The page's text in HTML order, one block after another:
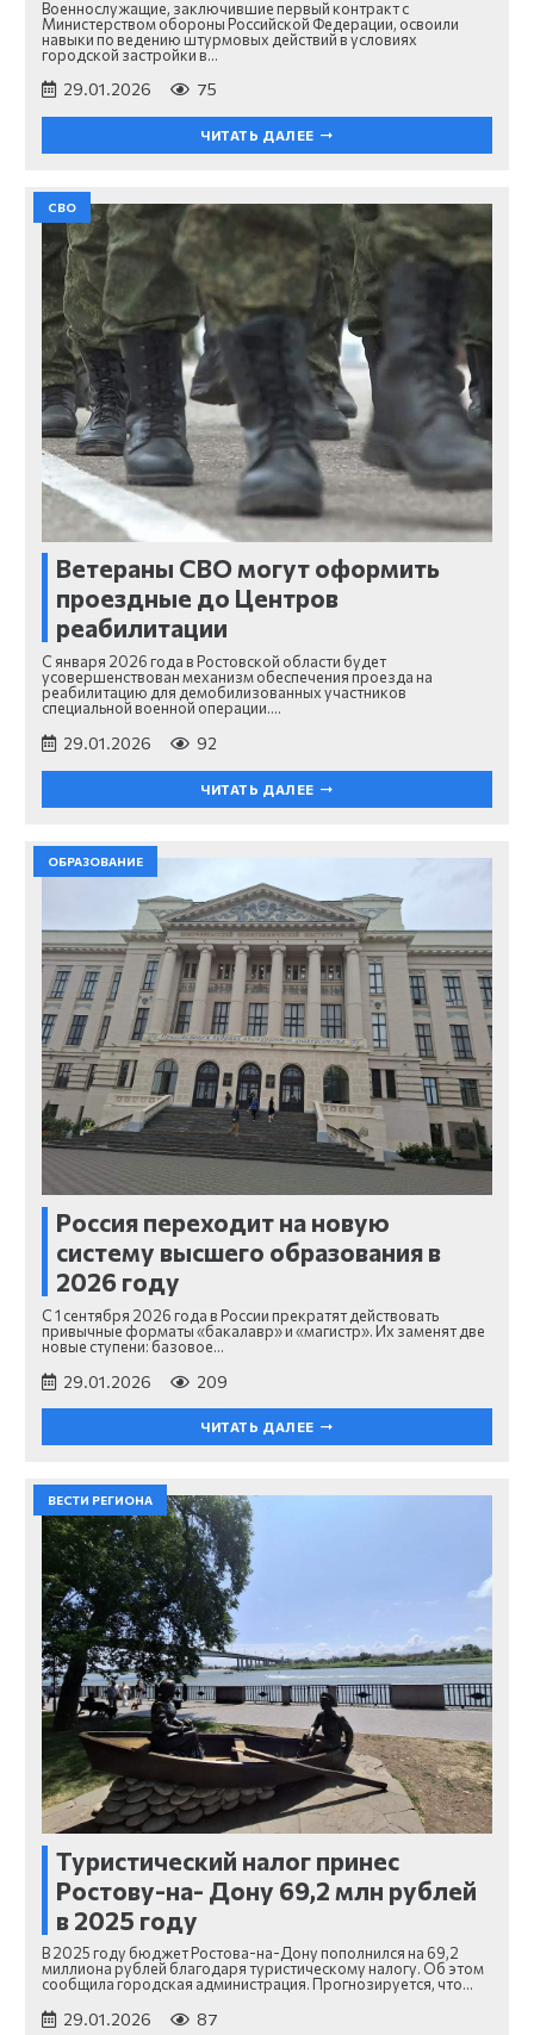
Военнослужащие, заключившие первый контракт с
Министерством обороны Российской Федерации, освоили
навыки по ведению штурмовых действий в условиях
городской застройки в…
29.01.2026 75
ЧИТАТЬ ДАЛЕЕ
СВО
Ветераны СВО могут оформить
проездные до Центров
реабилитации
С января 2026 года в Ростовской области будет
усовершенствован механизм обеспечения проезда на
реабилитацию для демобилизованных участников
специальной военной операции.…
29.01.2026 92
ЧИТАТЬ ДАЛЕЕ
ОБРАЗОВАНИЕ
Россия переходит на новую
систему высшего образования в
2026 году
С 1 сентября 2026 года в России прекратят действовать
привычные форматы «бакалавр» и «магистр». Их заменят две
новые ступени: базовое…
29.01.2026 209
ЧИТАТЬ ДАЛЕЕ
ВЕСТИ РЕГИОНА
Туристический налог принес
Ростову-на- Дону 69,2 млн рублей
в 2025 году
В 2025 году бюджет Ростова-на-Дону пополнился на 69,2
миллиона рублей благодаря туристическому налогу. Об этом
сообщила городская администрация. Прогнозируется, что…
29.01.2026 87